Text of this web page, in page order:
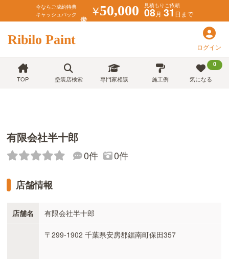
今ならご成約特典
キャッシュバック
￥50,000 見積もりご依頼
08月 31日まで
Ribilo Paint ログイン
TOP 塗装店検索 専門家相談 施工例
0
気になる
有限会社半十郎
0件 0件
店舗情報
店舗名 有限会社半十郎
〒299-1902 千葉県安房郡鋸南町保田357